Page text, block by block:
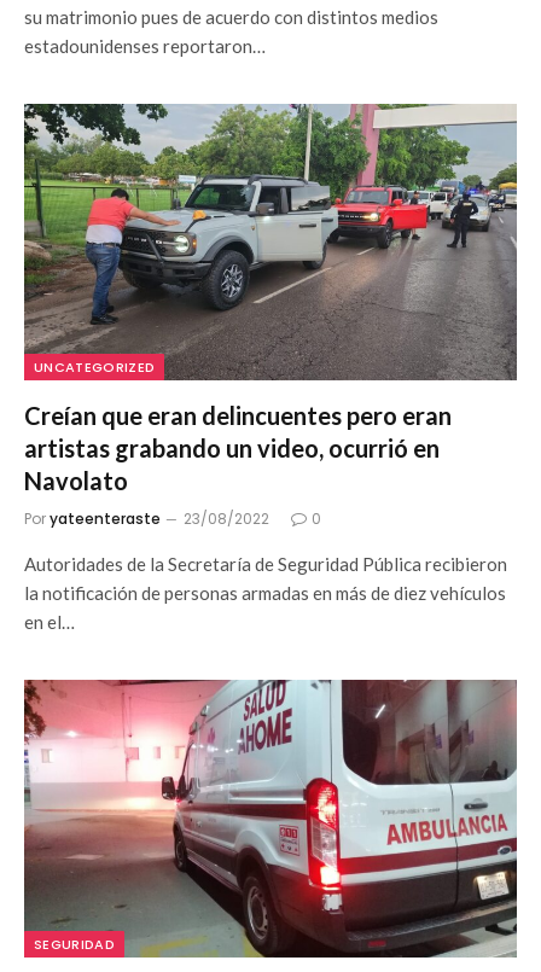
su matrimonio pues de acuerdo con distintos medios
estadounidenses reportaron…
UNCATEGORIZED
Creían que eran delincuentes pero eran
artistas grabando un video, ocurrió en
Navolato
Poryateenteraste 23/08/2022 0
Autoridades de la Secretaría de Seguridad Pública recibieron
la notificación de personas armadas en más de diez vehículos
en el…
SEGURIDAD